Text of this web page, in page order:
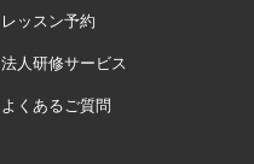
レッスン予約
法人研修サービス
よくあるご質問